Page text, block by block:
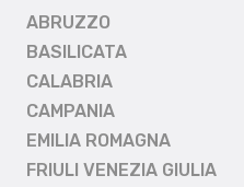
ABRUZZO
BASILICATA
CALABRIA
CAMPANIA
EMILIA ROMAGNA
FRIULI VENEZIA GIULIA